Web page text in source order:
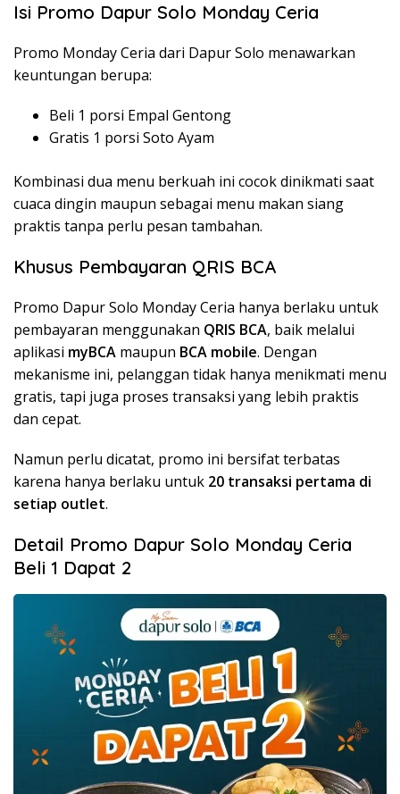
Isi Promo Dapur Solo Monday Ceria
Promo Monday Ceria dari Dapur Solo menawarkan
keuntungan berupa:
Beli 1 porsi Empal Gentong
Gratis 1 porsi Soto Ayam
Kombinasi dua menu berkuah ini cocok dinikmati saat
cuaca dingin maupun sebagai menu makan siang
praktis tanpa perlu pesan tambahan.
Khusus Pembayaran QRIS BCA
Promo Dapur Solo Monday Ceria hanya berlaku untuk
pembayaran menggunakan QRIS BCA, baik melalui
aplikasi myBCA maupun BCA mobile. Dengan
mekanisme ini, pelanggan tidak hanya menikmati menu
gratis, tapi juga proses transaksi yang lebih praktis
dan cepat.
Namun perlu dicatat, promo ini bersifat terbatas
karena hanya berlaku untuk 20 transaksi pertama di
setiap outlet.
Detail Promo Dapur Solo Monday Ceria
Beli 1 Dapat 2